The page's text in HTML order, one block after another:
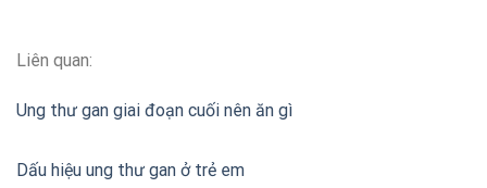
Liên quan:
Ung thư gan giai đoạn cuối nên ăn gì
Dấu hiệu ung thư gan ở trẻ em